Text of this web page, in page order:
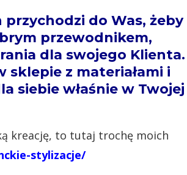
do Was, żeby
przewodnikem,
dla swojego Klienta.
sklepie z materiałami i
siebie właśnie w Twojej
kreację, to tutaj trochę moich
stylizacje/